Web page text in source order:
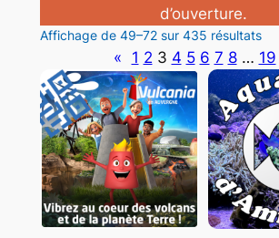
d’ouverture.
Affichage de 49–72 sur 435 résultatsTrié
du
au
« 1 2 3 4 5 6 7 8 … 19